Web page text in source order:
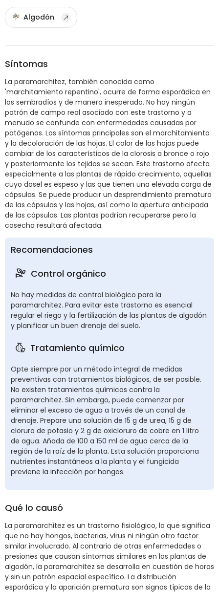
Algodón
Síntomas
La paramarchitez, también conocida como
'marchitamiento repentino', ocurre de forma esporádica en
los sembradíos y de manera inesperada. No hay ningún
patrón de campo real asociado con este trastorno y a
menudo se confunde con enfermedades causadas por
patógenos. Los síntomas principales son el marchitamiento
y la decoloración de las hojas. El color de las hojas puede
cambiar de los característicos de la clorosis a bronce o rojo
y posteriormente los tejidos se secan. Este trastorno afecta
especialmente a las plantas de rápido crecimiento, aquellas
cuyo dosel es espeso y las que tienen una elevada carga de
cápsulas. Se puede producir un desprendimiento prematuro
de las cápsulas y las hojas, así como la apertura anticipada
de las cápsulas. Las plantas podrían recuperarse pero la
cosecha resultará afectada.
Recomendaciones
Control orgánico
No hay medidas de control biológico para la
paramarchitez. Para evitar este trastorno es esencial
regular el riego y la fertilización de las plantas de algodón
y planificar un buen drenaje del suelo.
Tratamiento químico
Opte siempre por un método integral de medidas
preventivas con tratamientos biológicos, de ser posible.
No existen tratamientos químicos contra la
paramarchitez. Sin embargo, puede comenzar por
eliminar el exceso de agua a través de un canal de
drenaje. Prepare una solución de 15 g de urea, 15 g de
cloruro de potasio y 2 g de oxicloruro de cobre en 1 litro
de agua. Añada de 100 a 150 ml de agua cerca de la
región de la raíz de la planta. Esta solución proporciona
nutrientes instantáneos a la planta y el fungicida
previene la infección por hongos.
Qué lo causó
La paramarchitez es un trastorno fisiológico, lo que significa
que no hay hongos, bacterias, virus ni ningún otro factor
similar involucrado. Al contrario de otras enfermedades o
presiones que causan síntomas similares en las plantas de
algodón, la paramarchitez se desarrolla en cuestión de horas
y sin un patrón espacial específico. La distribución
esporádica y la aparición prematura son signos típicos de la